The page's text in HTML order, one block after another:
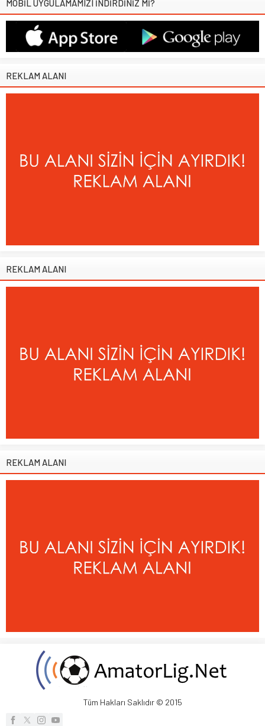
MOBİL UYGULAMAMIZI İNDİRDİNİZ Mİ?
REKLAM ALANI
REKLAM ALANI
REKLAM ALANI
Tüm Hakları Saklıdır © 2015